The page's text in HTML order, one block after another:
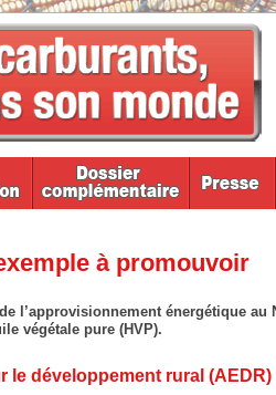
à promouvoir
l’approvisionnement énergétique au
végétale pure (HVP).
le développement rural (AEDR)